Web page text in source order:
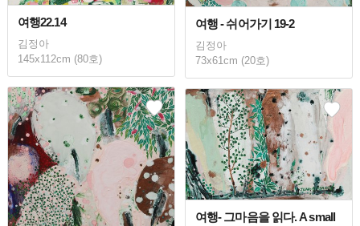
여행22.14
김정아
145x112cm (80호)
여행 - 쉬어가기 19-2
김정아
73x61cm (20호)
여행- 그마음을 읽다. A small